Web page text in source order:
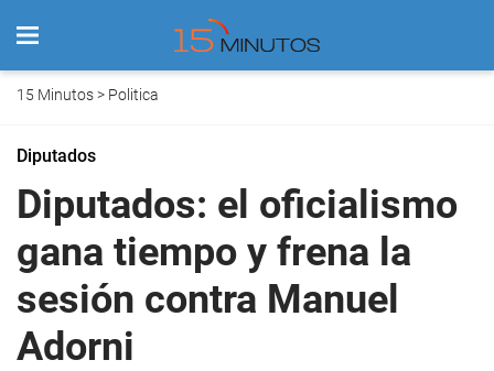
15 Minutos> Politica
Diputados
Diputados: el oficialismo
gana tiempo y frena la
sesión contra Manuel
Adorni